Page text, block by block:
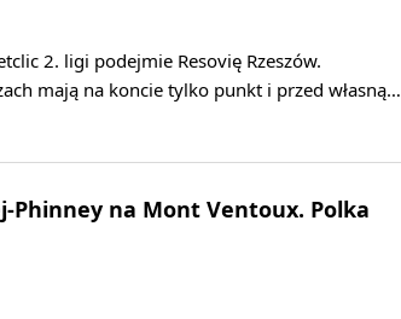
2. ligi podejmie Resovię Rzeszów.
mają na koncie tylko punkt i przed własną…
na Mont Ventoux. Polka